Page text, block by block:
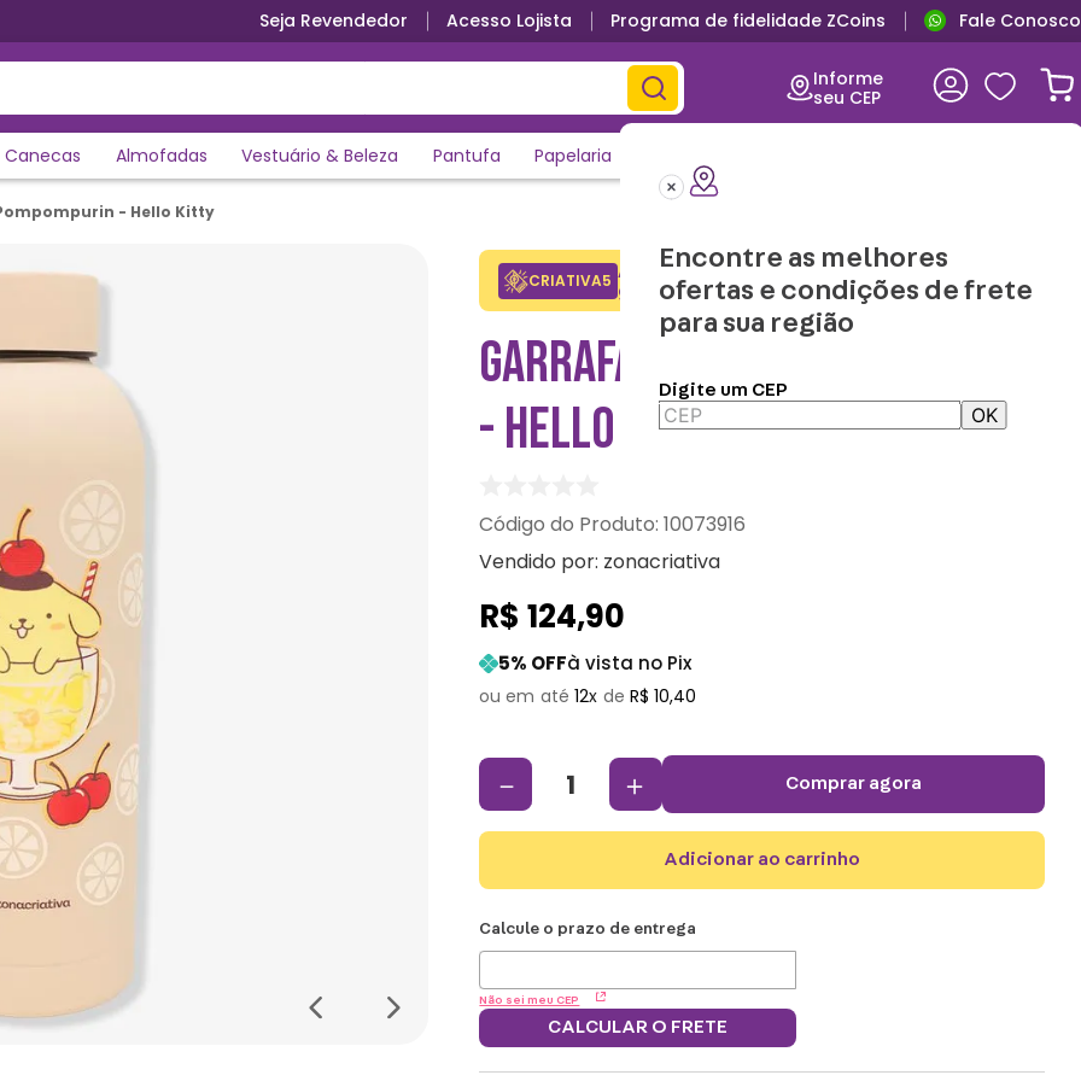
Seja Revendedor Acesso Lojista Programa de fidelidade ZCoins Fale Conosco
Informe
seu CEP
Encontre as melhores
ofertas e condições de frete
para sua região
Digite um CEP
OK
Canecas Almofadas Vestuário & Beleza Pantufa Papelaria
- Hello Kitty
CRIATIVA5 Adicione o cupom no carrinho e
ganhe desconto na 1a compra.
Copiar
GARRAFA MAX POMPOMPURIN
- HELLO KITTY
:10073916
Vendido por: zonacriativa
R$ 124,90
5% OFFà vista no Pix
12 R$ 10,40
＋
－ comprar agora
adicionar ao carrinho
Não sei meu CEP
CALCULAR O FRETE